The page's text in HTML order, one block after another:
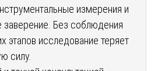
измерения и
Без соблюдения
этапов исследование теряет
силу.